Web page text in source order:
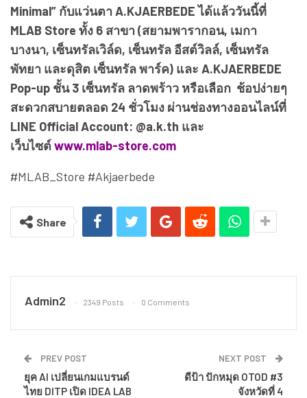
Minimal” กับแว่นตา A.KJAERBEDE ได้แล้ววันนี้ที่
MLAB Store ทั้ง 6 สาขา (สยามพารากอน, เมกา
บางนา, เซ็นทรัลเวิล์ด, เซ็นทรัล อีสต์วิลล์, เซ็นทรัล
พัทยา และดุสิต เซ็นทรัล พาร์ค) และ A.KJAERBEDE
Pop-up ชั้น 3 เซ็นทรัล ลาดพร้าว หรือเลือก ช้อปง่ายๆ
สะดวกสบายตลอด 24 ชั่วโมง ผ่านช่องทางออนไลน์ที่
LINE Official Account: @a.k.th และ
เว็บไซต์www.mlab-store.com
#MLAB_Store #Akjaerbede
Share
Admin2 2349 Posts 0 Comments
PREV POST
ยุค AI เปลี่ยนเกมแบรนด์
ไทย DITP เปิด IDEA LAB
NEXT POST
ดีป้า ปักหมุด OTOD #3
จังหวัดที่ 4